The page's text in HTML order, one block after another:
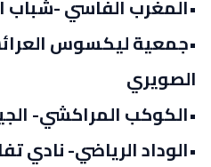
•المغرب الفاسي -شباب
•جمعية ليكسوس
الصويري
•الكوكب المراكشي-
•الوداد الرياضي- نادي